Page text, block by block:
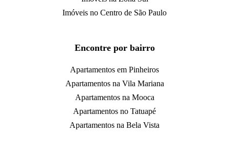
Imóveis no Centro de São Paulo
Encontre por bairro
Apartamentos em Pinheiros
Apartamentos na Vila Mariana
Apartamentos na Mooca
Apartamentos no Tatuapé
Apartamentos na Bela Vista